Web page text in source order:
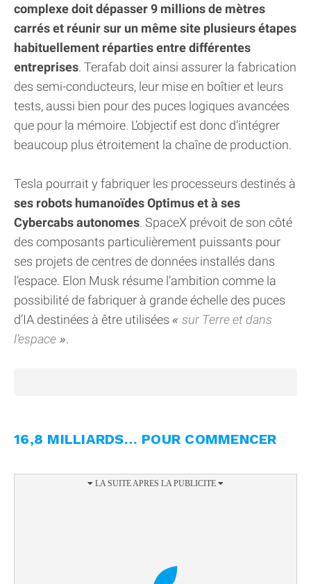
complexe doit dépasser 9 millions de mètres
carrés et réunir sur un même site plusieurs étapes
habituellement réparties entre différentes
entreprises. Terafab doit ainsi assurer la fabrication
des semi-conducteurs, leur mise en boîtier et leurs
tests, aussi bien pour des puces logiques avancées
que pour la mémoire. L’objectif est donc d’intégrer
beaucoup plus étroitement la chaîne de production.
Tesla pourrait y fabriquer les processeurs destinés à
ses robots humanoïdes Optimus et à ses
Cybercabs autonomes. SpaceX prévoit de son côté
des composants particulièrement puissants pour
ses projets de centres de données installés dans
l’espace. Elon Musk résume l’ambition comme la
possibilité de fabriquer à grande échelle des puces
d’IA destinées à être utilisées
sur Terre et dans
l’espace
.
16,8 MILLIARDS… POUR COMMENCER